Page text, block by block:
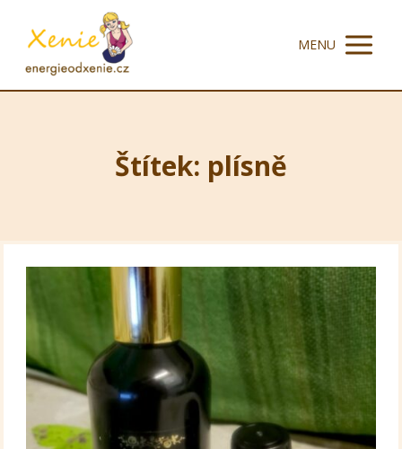
MENU
Štítek: plísně